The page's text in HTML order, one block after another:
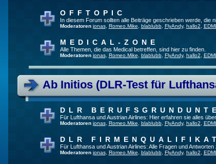
OFFTOPIC
In diesem Forum sollten alle Beiträge geschrieben werde, die
Moderatoren jonas, Romeo.Mike blablubb, FlyAndy, hallo2 EDML
MEDICAL-ZONE
Alle Themen, die das Medical betreffen, sind hier zu finden.
Moderatoren jonas, Romeo.Mike blablubb, FlyAndy, hallo2 EDML
Ab Initios (DLR-Test für
DLR
Für Lufthansa und Austrian Airlines: Hier erfahren sie alles
Moderatoren jonas, Romeo.Mike blablubb, FlyAndy, hallo2 EDML
DLR
Für Lufthansa und Austrian Airlines: Alle Fragen und
Moderatoren jonas, Romeo.Mike blablubb, FlyAndy, hallo2 EDML